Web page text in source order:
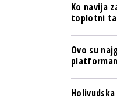
Ko navija
toplotni
Ovo su